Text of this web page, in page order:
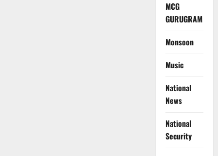
MCG
GURUGRAM
Monsoon
Music
National
News
National
Security